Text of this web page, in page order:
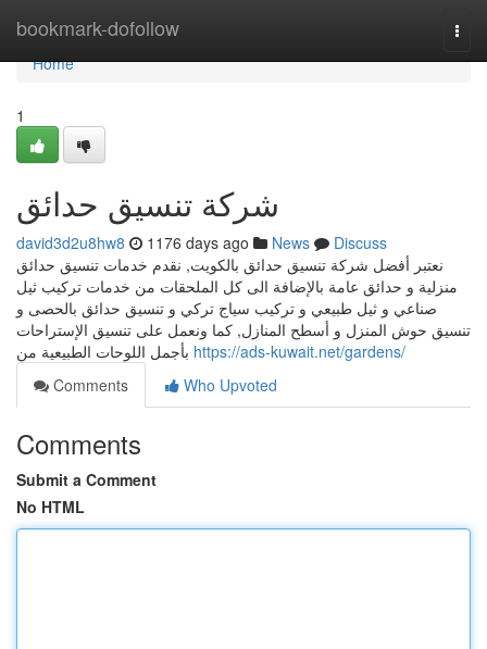
bookmark-dofollow
Home
Home
1
شركة تنسيق حدائق
david3d2u8hw8 1176 days ago News
Discuss
نعتبر أفضل شركة تنسيق حدائق بالكويت, نقدم خدمات تنسيق حدائق
منزلية و حدائق عامة بالإضافة الى كل الملحقات من خدمات تركيب ثيل
صناعي و ثيل طبيعي و تركيب سياج تركي و تنسيق حدائق بالحصى و
تنسيق حوش المنزل و أسطح المنازل, كما ونعمل على تنسيق الإستراحات
https://ads-kuwait.net/gardens/
Comments
Who Upvoted
Comments
Submit a Comment
No HTML